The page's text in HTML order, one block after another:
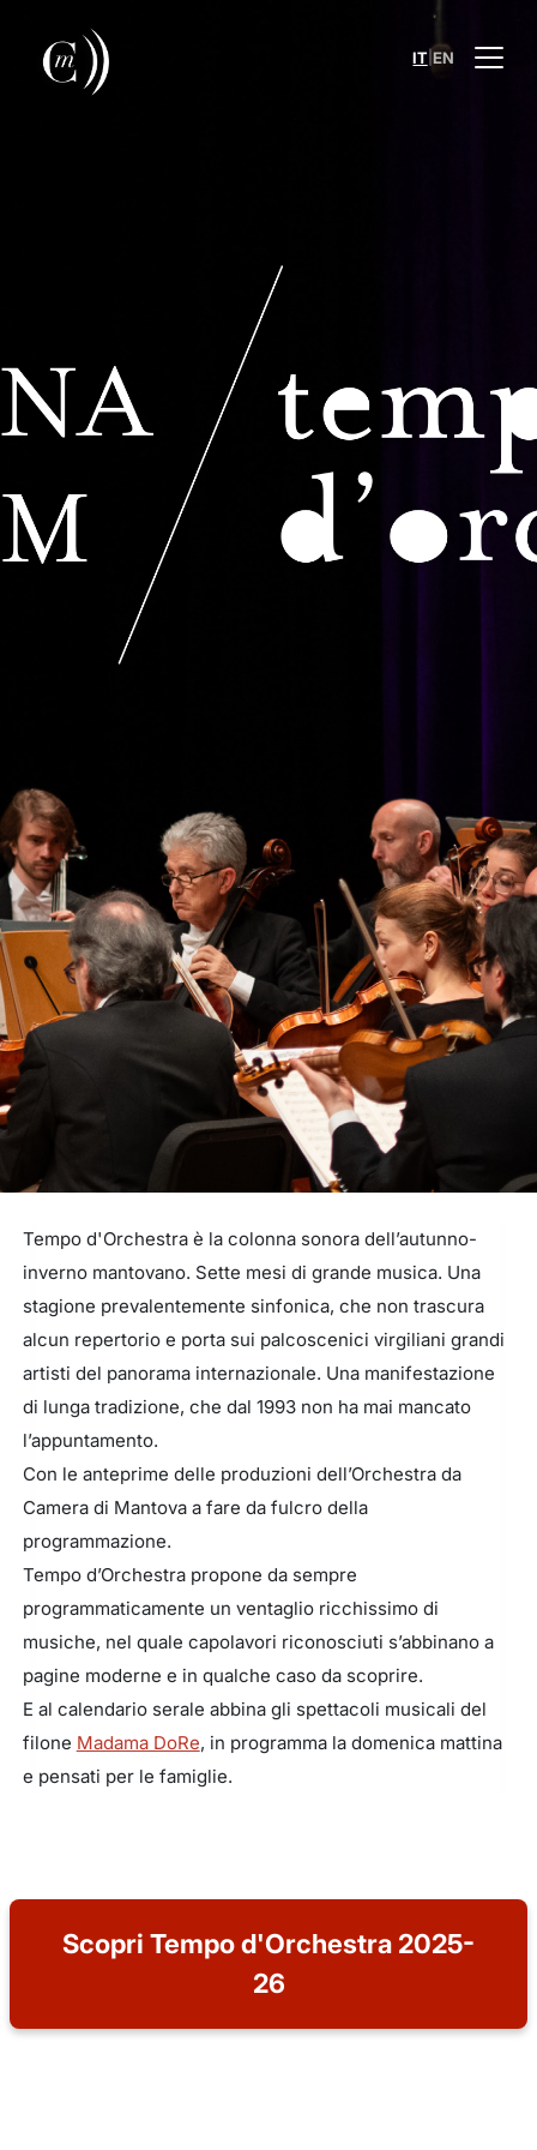
IT EN
Tempo d'Orchestra è la colonna sonora dell’autunno-
inverno mantovano. Sette mesi di grande musica. Una
stagione prevalentemente sinfonica, che non trascura
alcun repertorio e porta sui palcoscenici virgiliani grandi
artisti del panorama internazionale. Una manifestazione
di lunga tradizione, che dal 1993 non ha mai mancato
l’appuntamento.
Con le anteprime delle produzioni dell’Orchestra da
Camera di Mantova a fare da fulcro della
programmazione.
Tempo d’Orchestra propone da sempre
programmaticamente un ventaglio ricchissimo di
musiche, nel quale capolavori riconosciuti s’abbinano a
pagine moderne e in qualche caso da scoprire.
E al calendario serale abbina gli spettacoli musicali del
filone Madama DoRe, in programma la domenica mattina
e pensati per le famiglie.
Scopri Tempo d'Orchestra 2025-
26